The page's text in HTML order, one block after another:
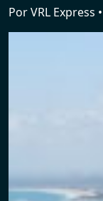
PorVRL Express •